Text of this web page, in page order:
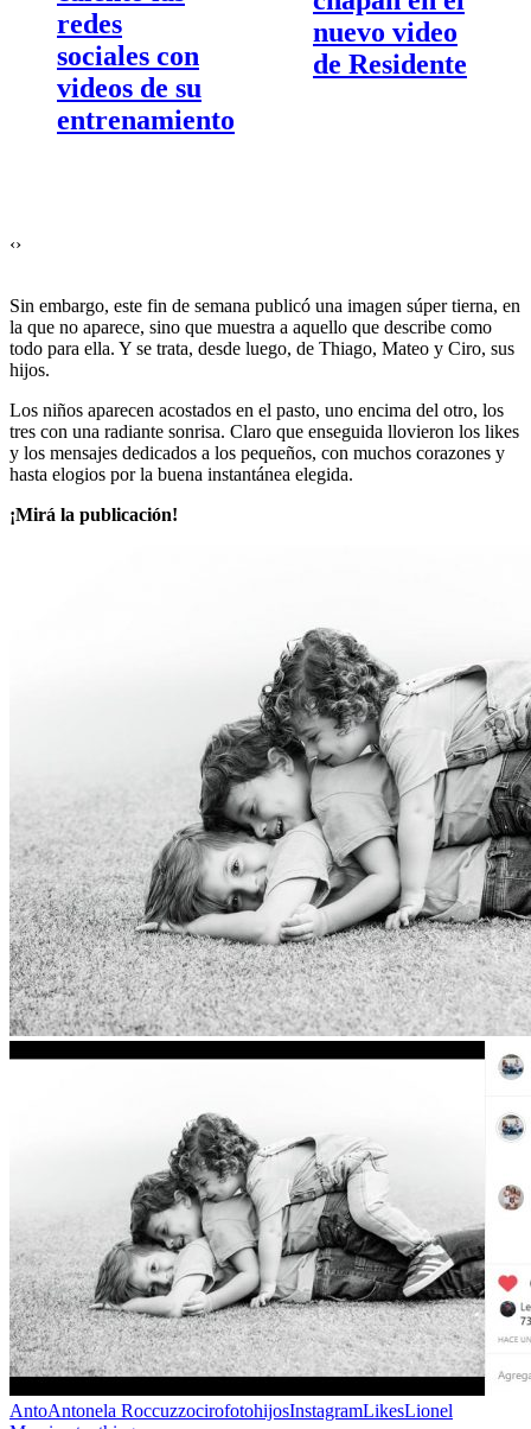
redes
sociales con
videos de su
entrenamiento
nuevo video
de Residente
‹›
Sin embargo, este fin de semana publicó una imagen súper tierna, en
la que no aparece, sino que muestra a aquello que describe como
todo para ella. Y se trata, desde luego, de Thiago, Mateo y Ciro, sus
hijos.
Los niños aparecen acostados en el pasto, uno encima del otro, los
tres con una radiante sonrisa. Claro que enseguida llovieron los likes
y los mensajes dedicados a los pequeños, con muchos corazones y
hasta elogios por la buena instantánea elegida.
¡Mirá la publicación!
AntoAntonela RoccuzzocirofotohijosInstagramLikesLionel